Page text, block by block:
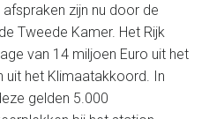
zijn nu door de
Tweede Kamer. Het Rijk
van 14 miljoen Euro uit het
uit het Klimaatakkoord. In
gelden 5.000